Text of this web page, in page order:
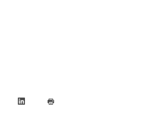
FacebookLinkedIn